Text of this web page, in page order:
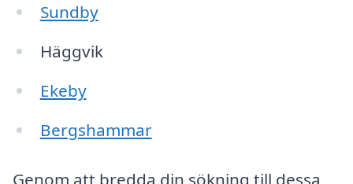
Sundby
Häggvik
Ekeby
Bergshammar
Genom att bredda din sökning till dessa